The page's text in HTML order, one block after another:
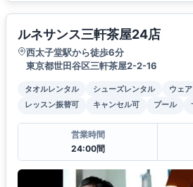
ルネサンス三軒茶屋24店
西太子堂駅から徒歩6分
東京都世田谷区三軒茶屋2-2-16
タオルレンタル シューズレンタル
ウェ
レッスン振替可
キャンセル可 プール
営業時間
24:00間